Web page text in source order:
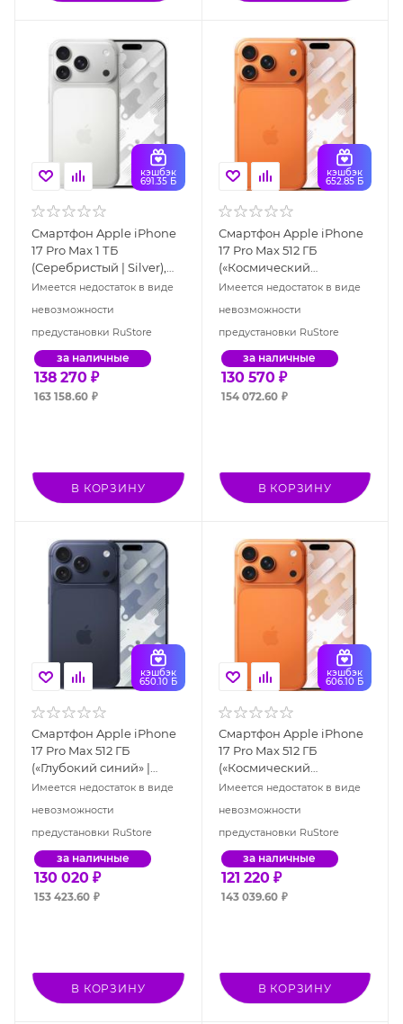
кэшбэк
691.35 Б
Смартфон Apple iPhone
17 Pro Max 1 ТБ
(Серебристый | Silver),
eSIM
Имеется недостаток в виде
невозможности
предустановки RuStore
за наличные
138 270 ₽
163 158.60 ₽
В КОРЗИНУ
кэшбэк
652.85 Б
Смартфон Apple iPhone
17 Pro Max 512 ГБ
(«Космический
оранжевый» | Cosmic
eSIM
Имеется недостаток в виде
невозможности
предустановки RuStore
за наличные
130 570 ₽
154 072.60 ₽
В КОРЗИНУ
кэшбэк
650.10 Б
Смартфон Apple iPhone
17 Pro Max 512 ГБ
(«Глубокий синий» |
Deep Blue), Dual: nano
Имеется недостаток в виде
невозможности
предустановки RuStore
за наличные
130 020 ₽
153 423.60 ₽
В КОРЗИНУ
кэшбэк
606.10 Б
Смартфон Apple iPhone
17 Pro Max 512 ГБ
(«Космический
оранжевый» | Cosmic
Имеется недостаток в виде
невозможности
предустановки RuStore
за наличные
121 220 ₽
143 039.60 ₽
В КОРЗИНУ